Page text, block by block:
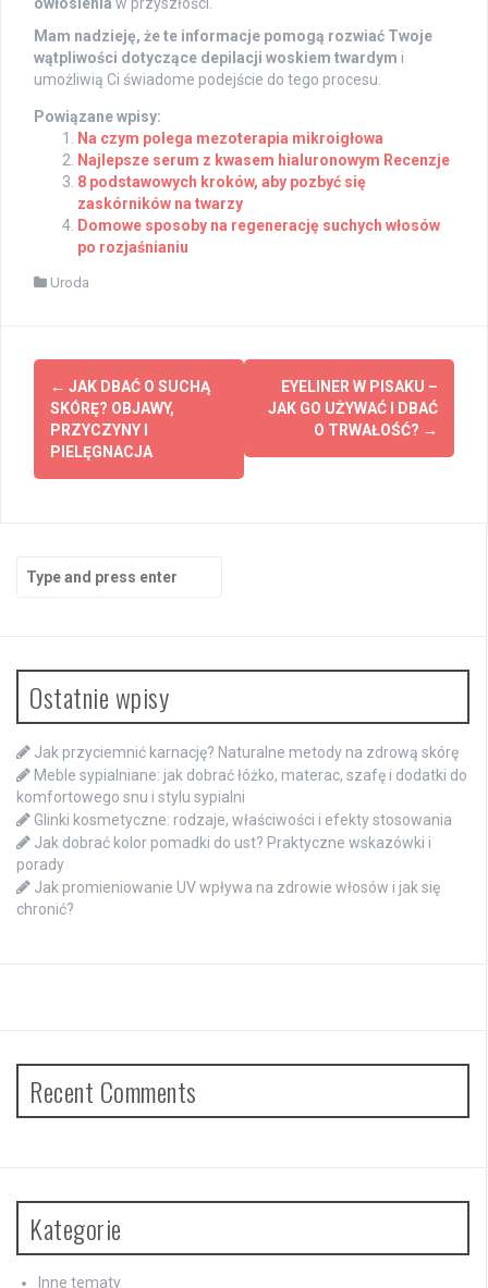
Mam nadzieję, że te informacje pomogą rozwiać Twoje
wątpliwości dotyczące depilacji woskiem twardym i
umożliwią Ci świadome podejście do tego procesu.
Powiązane wpisy:
Na czym polega mezoterapia mikroigłowa
Najlepsze serum z kwasem hialuronowym Recenzje
8 podstawowych kroków, aby pozbyć się
zaskórników na twarzy
Domowe sposoby na regenerację suchych włosów
po rozjaśnianiu
Uroda
Post
navigation
← JAK DBAĆ O SUCHĄ
SKÓRĘ? OBJAWY,
PRZYCZYNY I
PIELĘGNACJA
EYELINER W PISAKU –
JAK GO UŻYWAĆ I DBAĆ
O TRWAŁOŚĆ? →
for:
Ostatnie wpisy
Jak przyciemnić karnację? Naturalne metody na zdrową skórę
Meble sypialniane: jak dobrać łóżko, materac, szafę i dodatki do
komfortowego snu i stylu sypialni
Glinki kosmetyczne: rodzaje, właściwości i efekty stosowania
Jak dobrać kolor pomadki do ust? Praktyczne wskazówki i
porady
Jak promieniowanie UV wpływa na zdrowie włosów i jak się
chronić?
Recent Comments
Kategorie
Inne tematy